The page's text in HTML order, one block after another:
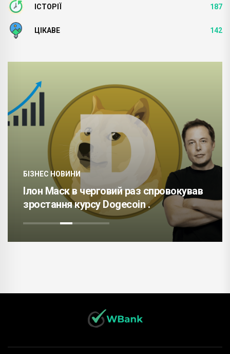
ІСТОРІЇ 187
ЦІКАВЕ 142
БІЗНЕС НОВИНИ
Ілон Маск в черговий раз спровокував
зростання курсу Dogecoin .